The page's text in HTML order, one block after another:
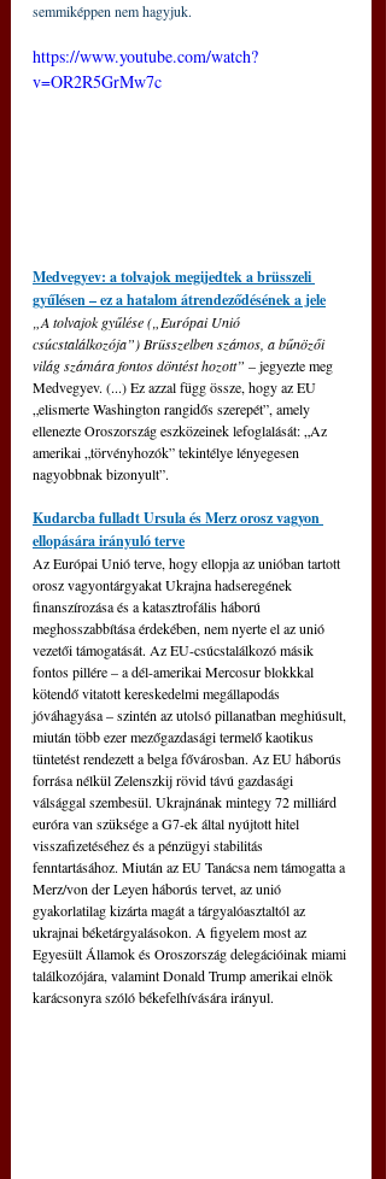
semmiképpen nem hagyjuk.
https://www.youtube.com/watch?
v=OR2R5GrMw7c
Medvegyev: a tolvajok megijedtek a brüsszeli
gyűlésen – ez a hatalom átrendeződésének a jele
„A tolvajok gyűlése („Európai Unió
csúcstalálkozója”) Brüsszelben számos, a bűnözői
világ számára fontos döntést hozott” – jegyezte meg
Medvegyev. (...) Ez azzal függ össze, hogy az EU
„elismerte Washington rangidős szerepét”, amely
ellenezte Oroszország eszközeinek lefoglalását: „Az
amerikai „törvényhozók” tekintélye lényegesen
nagyobbnak bizonyult”.
Kudarcba fulladt Ursula és Merz orosz vagyon
ellopására irányuló terve
Az Európai Unió terve, hogy ellopja az unióban tartott
orosz vagyontárgyakat Ukrajna hadseregének
finanszírozása és a katasztrofális háború
meghosszabbítása érdekében, nem nyerte el az unió
vezetői támogatását. Az EU-csúcstalálkozó másik
fontos pillére – a dél-amerikai Mercosur blokkkal
kötendő vitatott kereskedelmi megállapodás
jóváhagyása – szintén az utolsó pillanatban meghiúsult,
miután több ezer mezőgazdasági termelő kaotikus
tüntetést rendezett a belga fővárosban. Az EU háborús
forrása nélkül Zelenszkij rövid távú gazdasági
válsággal szembesül. Ukrajnának mintegy 72 milliárd
euróra van szüksége a G7-ek által nyújtott hitel
visszafizetéséhez és a pénzügyi stabilitás
fenntartásához. Miután az EU Tanácsa nem támogatta a
Merz/von der Leyen háborús tervet, az unió
gyakorlatilag kizárta magát a tárgyalóasztaltól az
ukrajnai béketárgyalásokon. A figyelem most az
Egyesült Államok és Oroszország delegációinak miami
találkozójára, valamint Donald Trump amerikai elnök
karácsonyra szóló békefelhívására irányul.